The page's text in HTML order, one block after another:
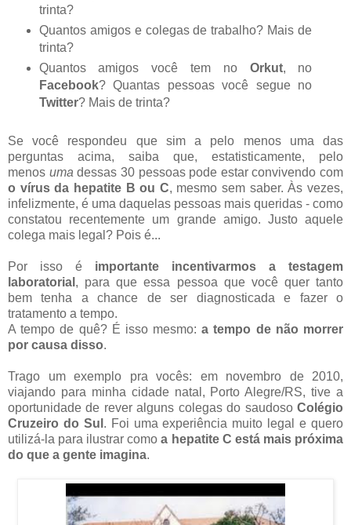
trinta?
Quantos amigos e colegas de trabalho? Mais de
trinta?
Quantos amigos você tem no Orkut, no
Facebook? Quantas pessoas você segue no
Twitter? Mais de trinta?
Se você respondeu que sim a pelo menos uma das
perguntas acima, saiba que, estatisticamente, pelo
menos uma dessas 30 pessoas pode estar convivendo com
o vírus da hepatite B ou C, mesmo sem saber. Às vezes,
infelizmente, é uma daquelas pessoas mais queridas - como
constatou recentemente um grande amigo. Justo aquele
colega mais legal? Pois é...
Por isso é importante incentivarmos a testagem
laboratorial , para que essa pessoa que você quer tanto
bem tenha a chance de ser diagnosticada e fazer o
tratamento a tempo.
A tempo de quê? É isso mesmo:a tempo de não morrer
por causa disso.
Trago um exemplo pra vocês: em novembro de 2010,
viajando para minha cidade natal, Porto Alegre/RS, tive a
oportunidade de rever alguns colegas do saudoso Colégio
Cruzeiro do Sul . Foi uma experiência muito legal e quero
utilizá-la para ilustrar comoa hepatite C está mais próxima
do que a gente imagina.